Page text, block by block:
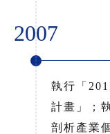
2007
執行「
計畫」；
剖析產業